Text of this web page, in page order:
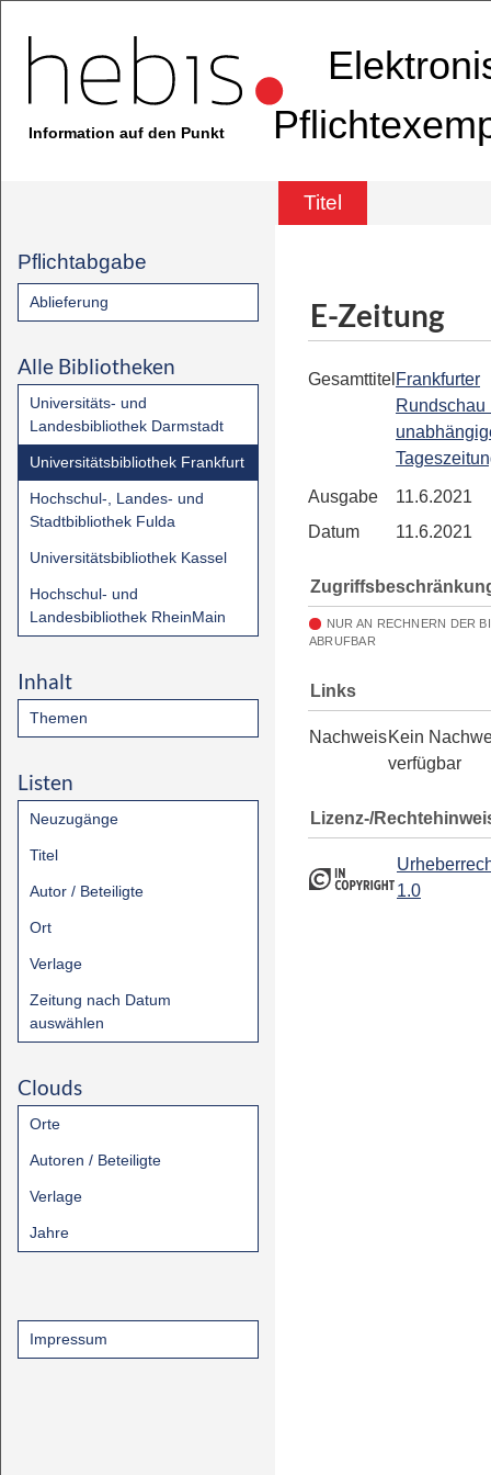
Information auf den Punkt
Titel
Pflichtabgabe
Ablieferung
Alle Bibliotheken
Universitäts- und
Landesbibliothek Darmstadt
Universitätsbibliothek Frankfurt
Hochschul-, Landes- und
Stadtbibliothek Fulda
Universitätsbibliothek Kassel
Hochschul- und
Landesbibliothek RheinMain
Inhalt
Themen
Listen
Neuzugänge
Titel
Autor / Beteiligte
Ort
Verlage
Zeitung nach Datum
auswählen
Clouds
Orte
Autoren / Beteiligte
Verlage
Jahre
Impressum
E-Zeitung
Gesamttitel Frankfurter
Rundschau
Ausgabe
11.6.2021
Datum
11.6.2021
NUR AN RECHNERN DER
ABRUFBAR
Links
NachweisKein
verfügbar
Lizenz-/
1.0